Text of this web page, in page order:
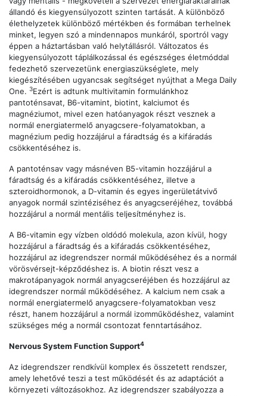
állandó és kiegyensúlyozott szinten tartását. A különböző
élethelyzetek különböző mértékben és formában terhelnek
minket, legyen szó a mindennapos munkáról, sportról vagy
éppen a háztartásban való helytállásról. Változatos és
kiegyensúlyozott táplálkozással és egészséges életmóddal
fedezhető szervezetünk energiaszükséglete, mely
kiegészítésében ugyancsak segítséget nyújthat a Mega Daily
One. 3Ezért is adtunk multivitamin formulánkhoz
pantoténsavat, B6-vitamint, biotint, kalciumot és
magnéziumot, mivel ezen hatóanyagok részt vesznek a
normál energiatermelő anyagcsere-folyamatokban, a
magnézium pedig hozzájárul a fáradtság és a kifáradás
csökkentéséhez is.
A pantoténsav vagy másnéven B5-vitamin hozzájárul a
fáradtság és a kifáradás csökkentéséhez, illetve a
szteroidhormonok, a D-vitamin és egyes ingerületátvivő
anyagok normál szintéziséhez és anyagcseréjéhez, továbbá
hozzájárul a normál mentális teljesítményhez is.
A B6-vitamin egy vízben oldódó molekula, azon kívül, hogy
hozzájárul a fáradtság és a kifáradás csökkentéséhez,
hozzájárul az idegrendszer normál működéséhez és a normál
vörösvérsejt-képződéshez is. A biotin részt vesz a
makrotápanyagok normál anyagcseréjében és hozzájárul az
idegrendszer normál működéséhez. A kalcium nem csak a
normál energiatermelő anyagcsere-folyamatokban vesz
részt, hanem hozzájárul a normál izomműködéshez, valamint
szükséges még a normál csontozat fenntartásához.
Nervous System Function Support4
Az idegrendszer rendkívül komplex és összetett rendszer,
amely lehetővé teszi a test működését és az adaptációt a
környezeti változásokhoz. Az idegrendszer szabályozza a